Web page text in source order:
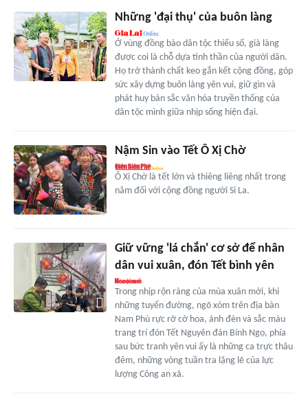
Những 'đại thụ' của buôn làng
Ở vùng đồng bào dân tộc thiểu số, già làng
được coi là chỗ dựa tinh thần của người dân.
Họ trở thành chất keo gắn kết cộng đồng, góp
sức xây dựng buôn làng yên vui, giữ gìn và
phát huy bản sắc văn hóa truyền thống của
dân tộc mình giữa nhịp sống hiện đại.
Nậm Sin vào Tết Ô Xị Chờ
Ô Xị Chờ là tết lớn và thiêng liêng nhất trong
năm đối với cộng đồng người Si La.
Giữ vững 'lá chắn' cơ sở để nhân
dân vui xuân, đón Tết bình yên
Trong nhịp rộn ràng của mùa xuân mới, khi
những tuyến đường, ngõ xóm trên địa bàn
Nam Phù rực rỡ cờ hoa, ánh đèn và sắc màu
trang trí đón Tết Nguyên đán Bính Ngọ, phía
sau bức tranh yên vui ấy là những ca trực thâu
đêm, những vòng tuần tra lặng lẽ của lực
lượng Công an xã.